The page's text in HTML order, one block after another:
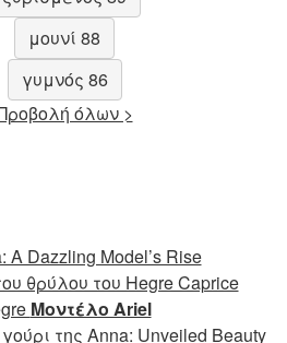
μουνί 88
γυμνός 86
όλων >
A Dazzling Model’s Rise
θρύλου του Hegre Caprice
Μοντέλο Ariel
της Anna: Unveiled Beauty